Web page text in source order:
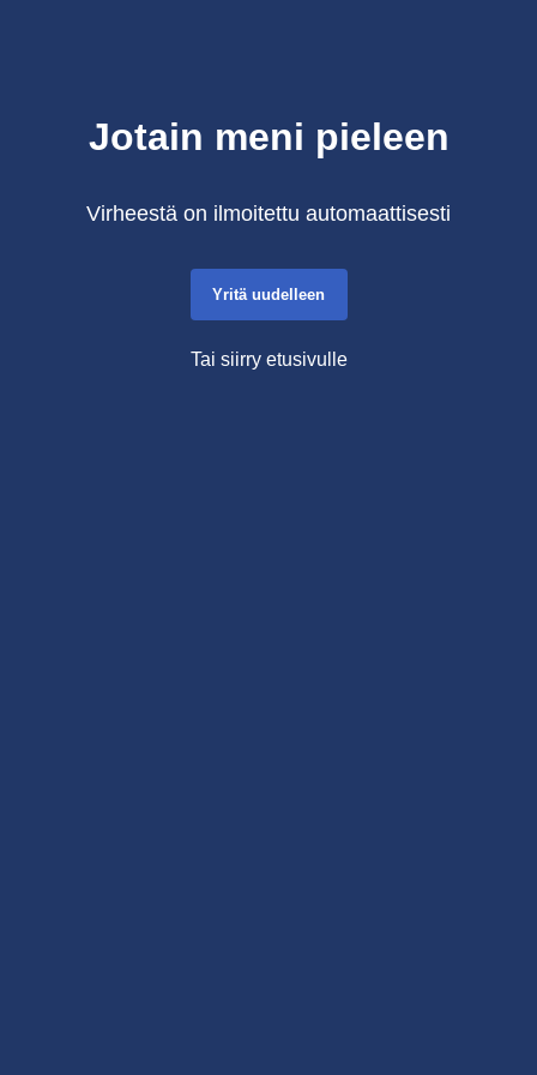
Jotain meni pieleen
Virheestä on ilmoitettu automaattisesti
Yritä uudelleen
Tai siirry etusivulle